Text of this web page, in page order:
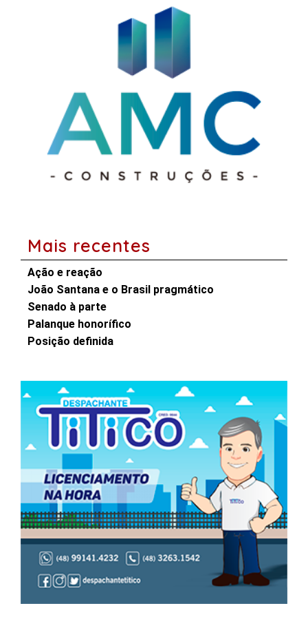
Mais recentes
Ação e reação
João Santana e o Brasil pragmático
Senado à parte
Palanque honorífico
Posição definida